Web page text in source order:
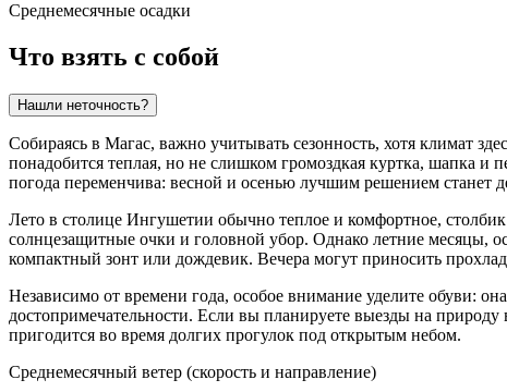
Среднемесячные осадки
Что взять с собой
Нашли неточность?
Собираясь в Магас, важно учитывать сезонность, хотя климат
понадобится теплая, но не слишком громоздкая куртка, шапка
погода переменчива: весной и осенью лучшим решением станет
Лето в столице Ингушетии обычно теплое и комфортное,
солнцезащитные очки и головной убор. Однако летние месяцы,
компактный зонт или дождевик. Вечера могут приносить
Независимо от времени года, особое внимание уделите обуви:
достопримечательности. Если вы планируете выезды на
пригодится во время долгих прогулок под открытым небом.
Среднемесячный ветер (скорость и направление)